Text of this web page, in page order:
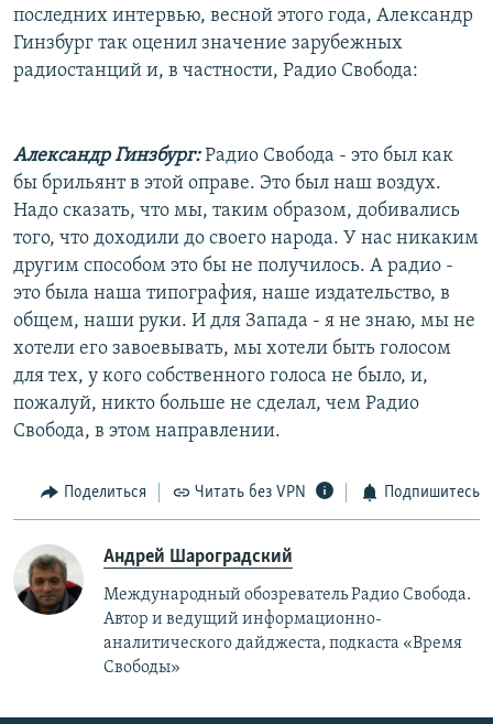
последних интервью, весной этого года, Александр
Гинзбург так оценил значение зарубежных
радиостанций и, в частности, Радио Свобода:
Александр Гинзбург:Радио Свобода - это был как
бы брильянт в этой оправе. Это был наш воздух.
Надо сказать, что мы, таким образом, добивались
того, что доходили до своего народа. У нас никаким
другим способом это бы не получилось. А радио -
это была наша типография, наше издательство, в
общем, наши руки. И для Запада - я не знаю, мы не
хотели его завоевывать, мы хотели быть голосом
для тех, у кого собственного голоса не было, и,
пожалуй, никто больше не сделал, чем Радио
Свобода, в этом направлении.
Поделиться Читать без VPN Подпишитесь
Андрей Шароградский
Международный обозреватель Радио Свобода.
Автор и ведущий информационно-
аналитического дайджеста, подкаста «Время
Свободы»